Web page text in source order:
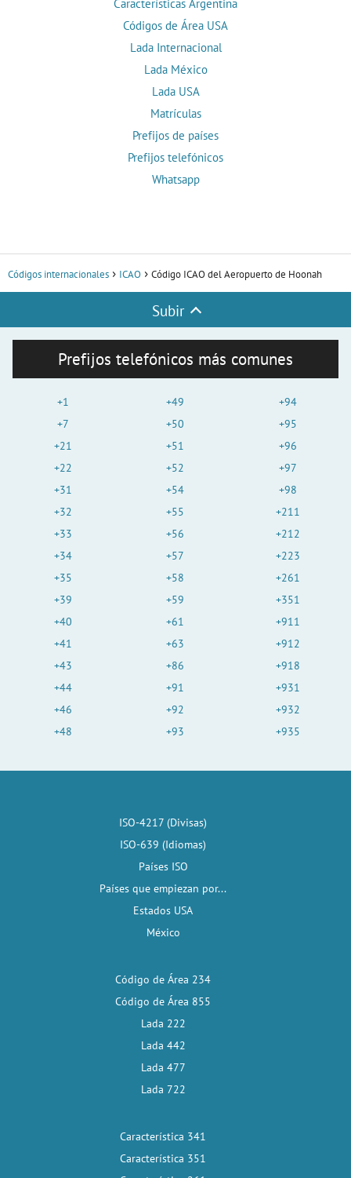
Características Argentina
Códigos de Área USA
Lada Internacional
Lada México
Lada USA
Matrículas
Prefijos de países
Prefijos telefónicos
Whatsapp
Códigos internacionales ICAO Código ICAO del Aeropuerto de Hoonah
Subir
Prefijos telefónicos más comunes
+1
+7
+21
+22
+31
+32
+33
+34
+35
+39
+40
+41
+43
+44
+46
+48
+49
+50
+51
+52
+54
+55
+56
+57
+58
+59
+61
+63
+86
+91
+92
+93
+94
+95
+96
+97
+98
+211
+212
+223
+261
+351
+911
+912
+918
+931
+932
+935
ISO-4217 (Divisas)
ISO-639 (Idiomas)
Países ISO
Países que empiezan por...
Estados USA
México
Código de Área 234
Código de Área 855
Lada 222
Lada 442
Lada 477
Lada 722
Característica 341
Característica 351